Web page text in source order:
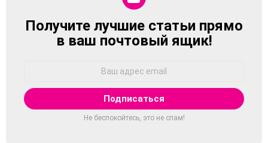
NEWSLETTER
Получите лучшие статьи прямо
в ваш почтовый ящик!
Не беспокойтесь, это не спам!